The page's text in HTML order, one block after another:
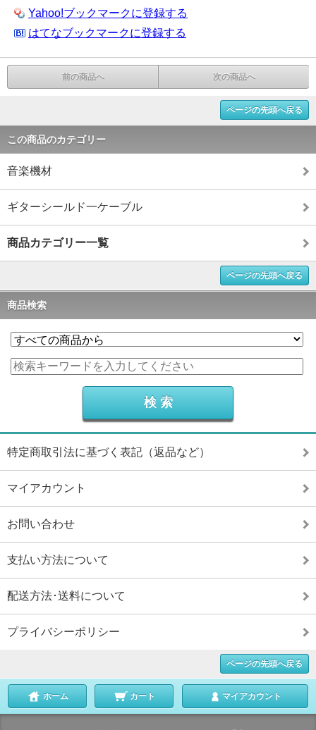
Yahoo!ブックマークに登録する
はてなブックマークに登録する
前の商品へ 次の商品へ
ページの先頭へ戻る
この商品のカテゴリー
音楽機材
ギターシールド一ケーブル
商品カテゴリー一覧
ページの先頭へ戻る
商品検索
特定商取引法に基づく表記（返品など）
マイアカウント
お問い合わせ
支払い方法について
配送方法･送料について
プライバシーポリシー
ページの先頭へ戻る
ホーム カート マイアカウント